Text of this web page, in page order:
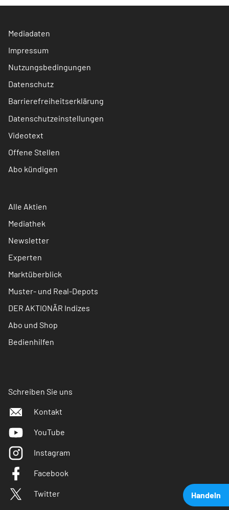
Handeln
Mediadaten
Impressum
Nutzungsbedingungen
Datenschutz
Barrierefreiheitserklärung
Datenschutzeinstellungen
Videotext
Offene Stellen
Abo kündigen
Alle Aktien
Mediathek
Newsletter
Experten
Marktüberblick
Muster- und Real-Depots
DER AKTIONÄR Indizes
Abo und Shop
Bedienhilfen
Schreiben Sie uns
Kontakt
YouTube
Instagram
Facebook
Twitter